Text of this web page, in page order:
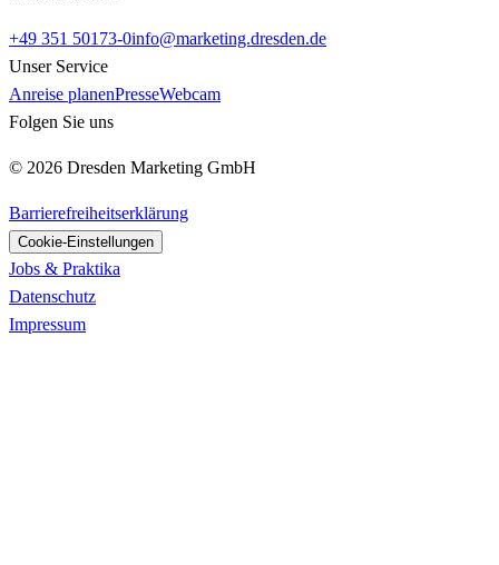
+49 351 50173-0info@marketing.dresden.de
Unser Service
Anreise planenPresseWebcam
Folgen Sie uns
© 2026 Dresden Marketing GmbH
Barrierefreiheitserklärung
Cookie-Einstellungen
Jobs & Praktika
Datenschutz
Impressum